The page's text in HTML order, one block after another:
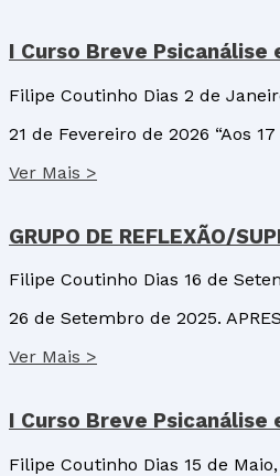
I Curso Breve Psicanálise
Filipe Coutinho Dias 2 de
21 de Fevereiro de 2026 “Aos
Ver Mais >
GRUPO DE REFLEXÃO/
Filipe Coutinho Dias 16 de
26 de Setembro de 2025.
Ver Mais >
I Curso Breve Psicanálise
Filipe Coutinho Dias 15 de